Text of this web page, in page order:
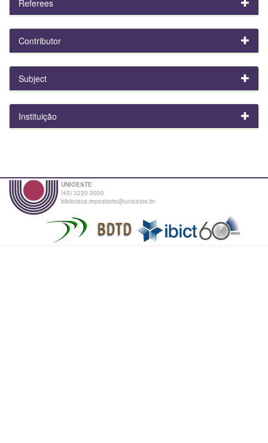
Referees
Contributor
Subject
Instituição
UNIOESTE
(45) 3220-3000
biblioteca.repositorio@unioeste.br